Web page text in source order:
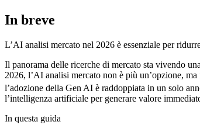
In breve
L’AI analisi mercato nel 2026 è essenziale per
Il panorama delle ricerche di mercato sta vivendo
2026, l’AI analisi mercato non è più un’opzione,
l’adozione della Gen AI è raddoppiata in un solo
l’intelligenza artificiale per generare valore
In questa guida